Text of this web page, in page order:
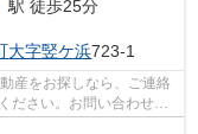
駅 徒歩25分
大字竪ケ浜723-1
産をお探しなら、ご連絡
ださい。お問い合わせい